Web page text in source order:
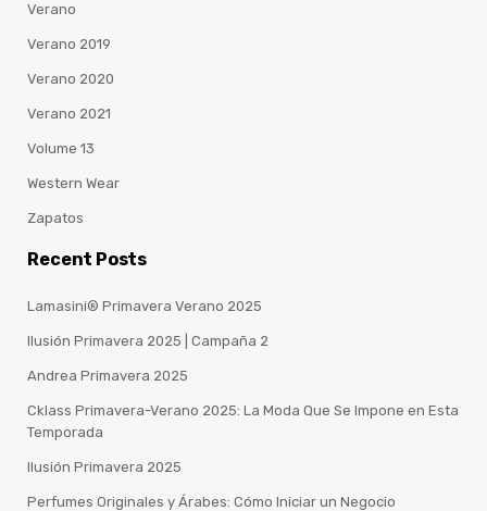
Verano
Verano 2019
Verano 2020
Verano 2021
Volume 13
Western Wear
Zapatos
Recent Posts
Lamasini® Primavera Verano 2025
Ilusión Primavera 2025 | Campaña 2
Andrea Primavera 2025
Cklass Primavera-Verano 2025: La Moda Que Se Impone en Esta
Temporada
Ilusión Primavera 2025
Perfumes Originales y Árabes: Cómo Iniciar un Negocio